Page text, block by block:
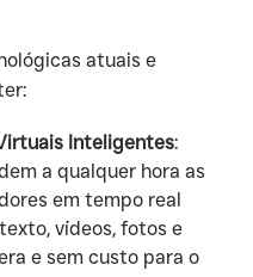
atuais e
Inteligentes:
a qualquer hora as
em tempo real
vídeos, fotos e
e sem custo para o